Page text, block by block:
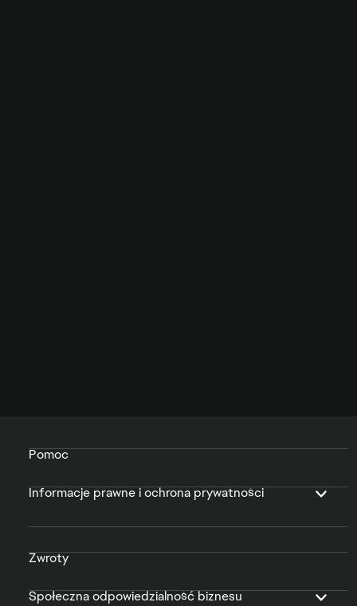
Pomoc
Informacje prawne i ochrona prywatności
Zwroty
Społeczna odpowiedzialność biznesu